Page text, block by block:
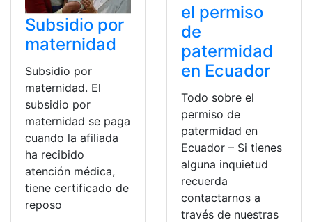
Subsidio por
maternidad
Subsidio por
maternidad. El
subsidio por
maternidad se paga
cuando la afiliada
ha recibido
atención médica,
tiene certificado de
reposo
el permiso
de
patermidad
en Ecuador
Todo sobre el
permiso de
patermidad en
Ecuador – Si tienes
alguna inquietud
recuerda
contactarnos a
través de nuestras